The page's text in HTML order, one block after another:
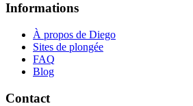
Informations
À propos de Diego
Sites de plongée
FAQ
Blog
Contact